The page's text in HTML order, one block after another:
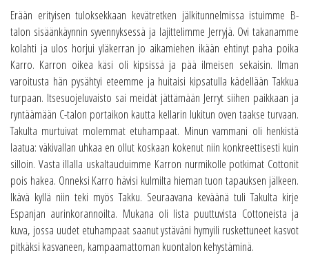
Erään erityisen tuloksekkaan kevätretken jälkitunnelmissa istuimme B-
talon sisäänkäynnin syvennyksessä ja lajittelimme Jerryjä. Ovi takanamme
kolahti ja ulos horjui yläkerran jo aikamiehen ikään ehtinyt paha poika
Karro. Karron oikea käsi oli kipsissä ja pää ilmeisen sekaisin. Ilman
varoitusta hän pysähtyi eteemme ja huitaisi kipsatulla kädellään Takkua
turpaan. Itsesuojeluvaisto sai meidät jättämään Jerryt siihen paikkaan ja
ryntäämään C-talon portaikon kautta kellarin lukitun oven taakse turvaan.
Takulta murtuivat molemmat etuhampaat. Minun vammani oli henkistä
laatua: väkivallan uhkaa en ollut koskaan kokenut niin konkreettisesti kuin
silloin. Vasta illalla uskaltauduimme Karron nurmikolle potkimat Cottonit
pois hakea. Onneksi Karro hävisi kulmilta hieman tuon tapauksen jälkeen.
Ikävä kyllä niin teki myös Takku. Seuraavana keväänä tuli Takulta kirje
Espanjan aurinkorannoilta. Mukana oli lista puuttuvista Cottoneista ja
kuva, jossa uudet etuhampaat saanut ystäväni hymyili ruskettuneet kasvot
pitkäksi kasvaneen, kampaamattoman kuontalon kehystäminä.